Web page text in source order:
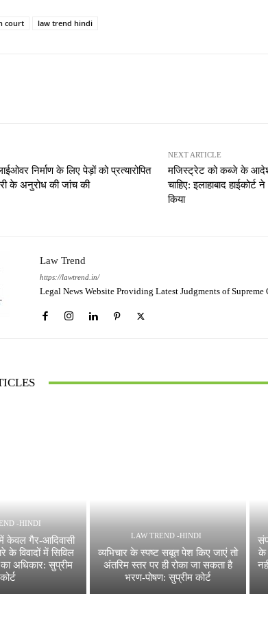
court law trend hindi
निर्माण के लिए पेड़ों को प्रत्यारोपित
के अनुरोध की जांच की
NEXT ARTICLE
मजिस्ट्रेट को कब्जे के
चाहिए: इलाहाबाद
किया
Law Trend
https://lawtrend.in/
Legal News Website Providing Latest Judgments of
-HINDI
केवल गैर-आदिवासी
के विवादों में सिविल
अधिकार: सुप्रीम
कोर्ट
LAW TREND -HINDI
व्यभिचार के स्पष्ट सबूत पेश किए जाएं तो
अंतरिम स्तर पर ही रोका जा सकता है
भरण-पोषण: सुप्रीम कोर्ट
के